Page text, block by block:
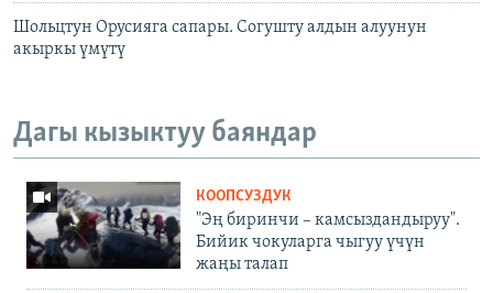
Шольцтун Орусияга сапары. Согушту алдын алуунун
акыркы үмүтү
Дагы кызыктуу баяндар
КООПСУЗДУК
"Эң биринчи – камсыздандыруу".
Бийик чокуларга чыгуу үчүн
жаңы талап